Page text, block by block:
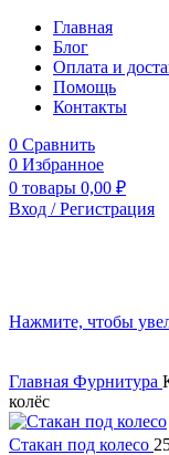
Главная
Блог
Оплата и
Помощь
Контакты
0 Сравнить
0 Избранное
0 товары 0,00 ₽
Вход / Регистрация
Нажмите, чтобы
Главная Фурнитура
колёс
Стакан под колесо